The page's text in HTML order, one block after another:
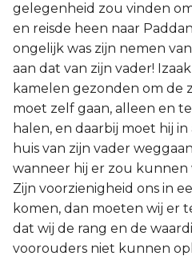
gelegenheid zou vinden
en reisde heen naar
ongelijk was zijn nemen
aan dat van zijn vader!
kamelen gezonden om de
moet zelf gaan, alleen en
halen, en daarbij moet hij
huis van zijn vader
wanneer hij er zou kunnen
Zijn voorzienigheid ons in
komen, dan moeten wij er
dat wij de rang en de
voorouders niet kunnen